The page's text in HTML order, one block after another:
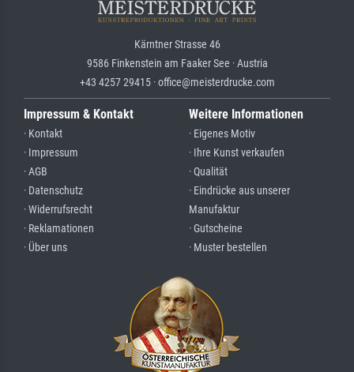
Kärntner Strasse 46
9586 Finkenstein am Faaker See · Austria
+43 4257 29415 · office@meisterdrucke.com
Impressum & Kontakt
· Kontakt
· Impressum
· AGB
· Datenschutz
· Widerrufsrecht
· Reklamationen
· Über uns
Weitere Informationen
· Eigenes Motiv
· Ihre Kunst verkaufen
· Qualität
· Eindrücke aus unserer
Manufaktur
· Gutscheine
· Muster bestellen